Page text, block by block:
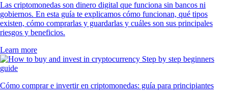
Las criptomonedas son dinero digital que funciona sin bancos ni
gobiernos. En esta guía te explicamos cómo funcionan, qué tipos
existen, cómo comprarlas y guardarlas y cuáles son sus principales
riesgos y beneficios.
Learn more
Cómo comprar e invertir en criptomonedas: guía para principiantes